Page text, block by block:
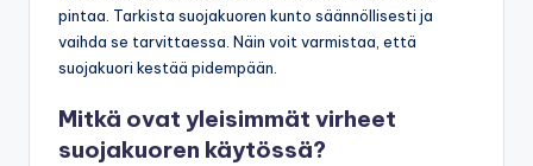
pintaa. Tarkista suojakuoren kunto säännöllisesti ja
vaihda se tarvittaessa. Näin voit varmistaa, että
suojakuori kestää pidempään.
Mitkä ovat yleisimmät virheet
suojakuoren käytössä?